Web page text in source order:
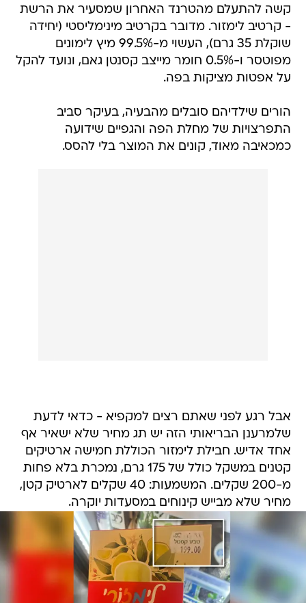
קשה להתעלם מהטרנד האחרון שמסעיר את הרשת
- קרטיב לימזור. מדובר בקרטיב מינימליסטי (יחידה
שוקלת 35 גרם), העשוי מ-99.5% מיץ לימונים
מפוטסר ו-0.5% חומר מייצב קסנטן גאם, ונועד להקל
על אפטות מציקות בפה.
הורים שילדיהם סובלים מהבעיה, בעיקר סביב
התפרצויות של מחלת הפה והגפיים שידועה
כמכאיבה מאוד, קונים את המוצר בלי להסס.
אבל רגע לפני שאתם רצים למקפיא - כדאי לדעת
שלמרענן הבריאותי הזה יש תג מחיר שלא ישאיר אף
אחד אדיש. חבילת לימזור הכוללת חמישה ארטיקים
קטנים במשקל כולל של 175 גרם, נמכרת בלא פחות
מ-200 שקלים. המשמעות: 40 שקלים לארטיק קטן,
מחיר שלא מבייש קינוחים במסעדות יוקרה.